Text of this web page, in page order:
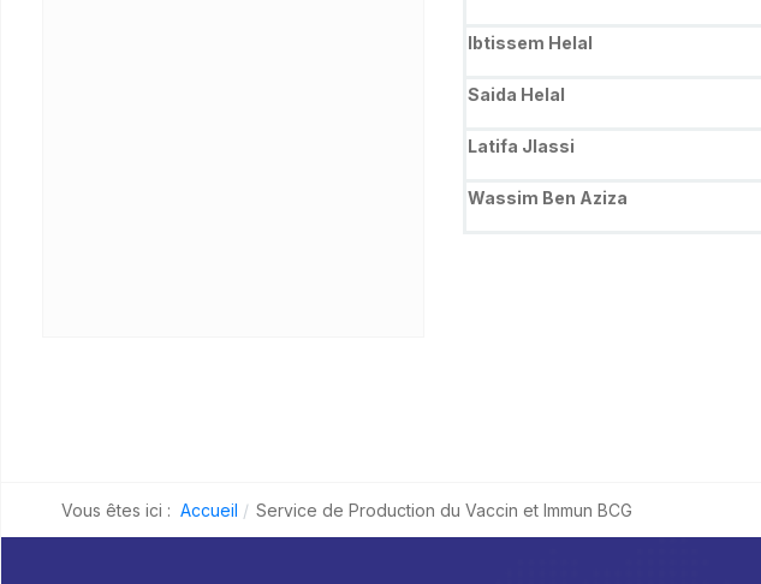
Ibtissem Helal
Saida Helal
Latifa Jlassi
Wassim Ben Aziza
Vous êtes ici : Accueil Service de Production du Vaccin et Immun BCG